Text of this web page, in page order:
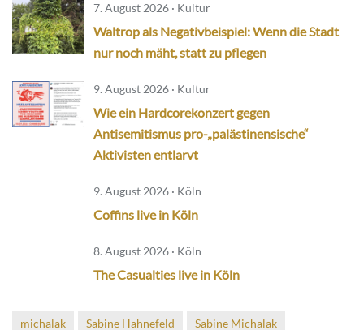
7. August 2026 · Kultur
Waltrop als Negativbeispiel: Wenn die Stadt
nur noch mäht, statt zu pflegen
9. August 2026 · Kultur
Wie ein Hardcorekonzert gegen
Antisemitismus pro-„palästinensische“
Aktivisten entlarvt
9. August 2026 · Köln
Coffins live in Köln
8. August 2026 · Köln
The Casualties live in Köln
michalak Sabine Hahnefeld
Sabine Michalak